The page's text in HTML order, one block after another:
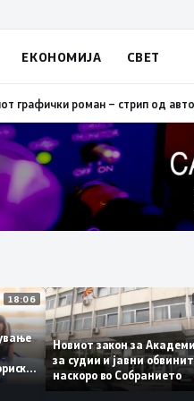
ЕКОНОМИЈА СВЕТ
од кои три се активни –
18:06
Новиот закон за
за судии и јавни
наскоро во